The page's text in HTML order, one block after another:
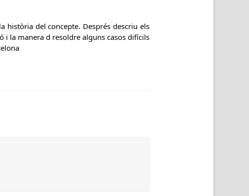
història del concepte. Després descriu els
i la manera d resoldre alguns casos difícils